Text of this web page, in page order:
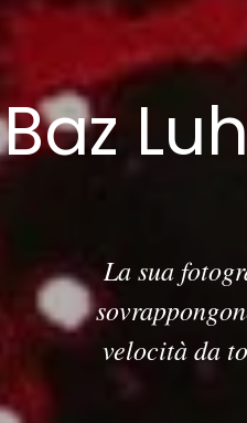
Baz
La sua
velocità da